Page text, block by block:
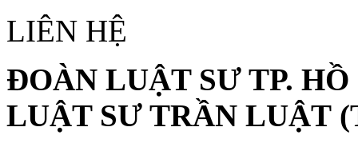
LIÊN HỆ
ĐOÀN LUẬT SƯ TP.
LUẬT SƯ TRẦN LUẬT